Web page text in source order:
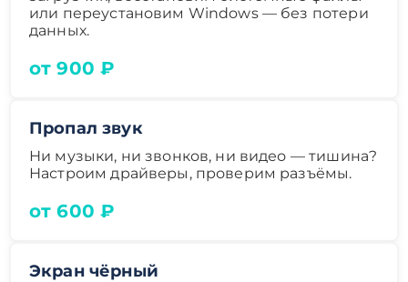
или переустановим Windows — без потери
данных.
от 900 ₽
Пропал звук
Ни музыки, ни звонков, ни видео — тишина?
Настроим драйверы, проверим разъёмы.
от 600 ₽
Экран чёрный